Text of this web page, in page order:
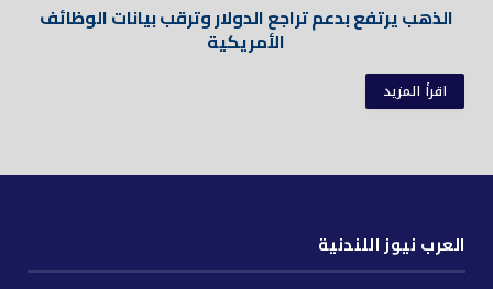
الذهب يرتفع بدعم تراجع الدولار وترقب بيانات الوظائف
الأمريكية
اقرأ المزيد
العرب نيوز اللندنية